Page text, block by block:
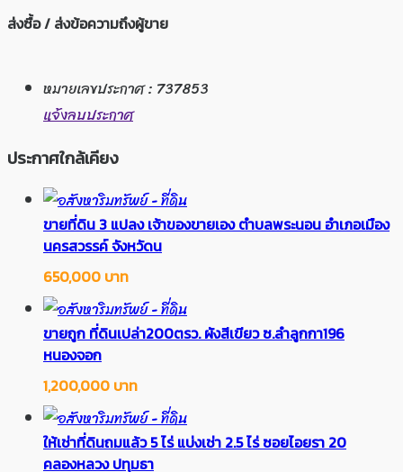
ส่งซื้อ / ส่งข้อความถึงผู้ขาย
หมายเลขประกาศ : 737853
แจ้งลบประกาศ
ประกาศใกล้เคียง
ขายที่ดิน 3 แปลง เจ้าของขายเอง ตำบลพระนอน อำเภอเมือง
นครสวรรค์ จังหวัดน
650,000 บาท
ขายถูก ที่ดินเปล่า200ตรว. ผังสีเขียว ซ.ลำลูกกา196
หนองจอก
1,200,000 บาท
ให้เช่าที่ดินถมแล้ว 5 ไร่ แบ่งเช่า 2.5 ไร่ ซอยไอยรา 20
คลองหลวง ปทุมธา